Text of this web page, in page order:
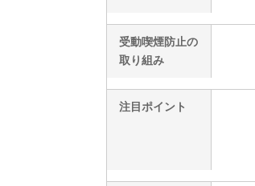
受動喫煙防止の
取り組み
注目ポイント